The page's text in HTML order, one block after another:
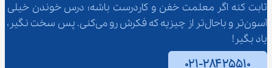
ثابت کنه اگر معلمت خفن و کاردرست باشه؛ درس خوندن خیلی
آسون‌تر و باحال‌تر از چیزیه که فکرش رو می‌کنی. پس سخت نگیر،
یاد بگیر!
۰۲۱-۲۸۴۲۵۵۱۰